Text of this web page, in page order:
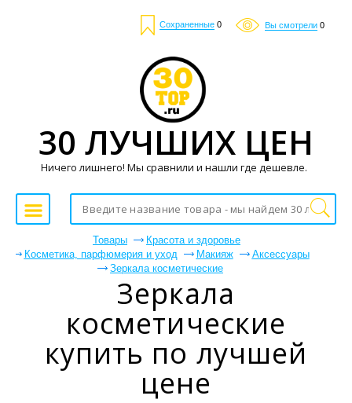
Сохраненные 0 Вы смотрели 0
Товары
Красота и здоровье
Косметика, парфюмерия и уход
Макияж
Аксессуары
Зеркала косметические
Зеркала
косметические
купить по лучшей
цене
30 ЛУЧШИХ ЦЕН
Ничего лишнего! Мы сравнили и нашли где дешевле.